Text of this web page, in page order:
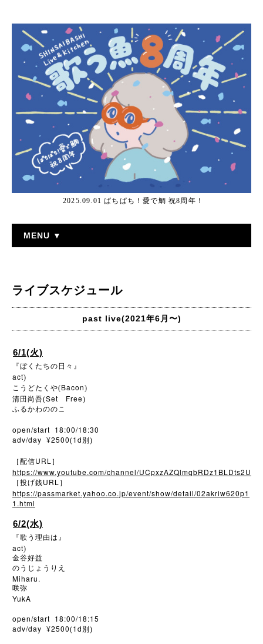
2025.09.01 ぱちぱち！愛で鯛 祝8周年！
MENU ▼
ライブスケジュール
past live(2021年6月〜)
6/1(火)
『ぼくたちの日々』
act)
こうどたくや(Bacon)
清田尚吾(Set Free)
ふるかわののこ
open/start 18:00/18:30
adv/day ¥2500(1d 別)
［配信URL ］
https://www.youtube.com/channel/UCpxzAZQlmqbRDz1BLDts2U
［投げ銭URL ］
https://passmarket.yahoo.co.jp/event/show/detail/02akriw620p1
1.html
6/2(水)
『歌う理由は』
act)
金谷好益
のうじょうりえ
Miharu.
咲弥
YukA
open/start 18:00/18:15
adv/day ¥2500(1d 別)